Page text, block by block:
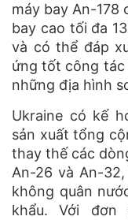
máy bay An-
bay cao tối đa
và có thể đáp
ứng tốt công tác
những địa hình
Ukraine có kế
sản xuất tổng
thay thế các
An-26 và An-
không quân
khẩu. Với